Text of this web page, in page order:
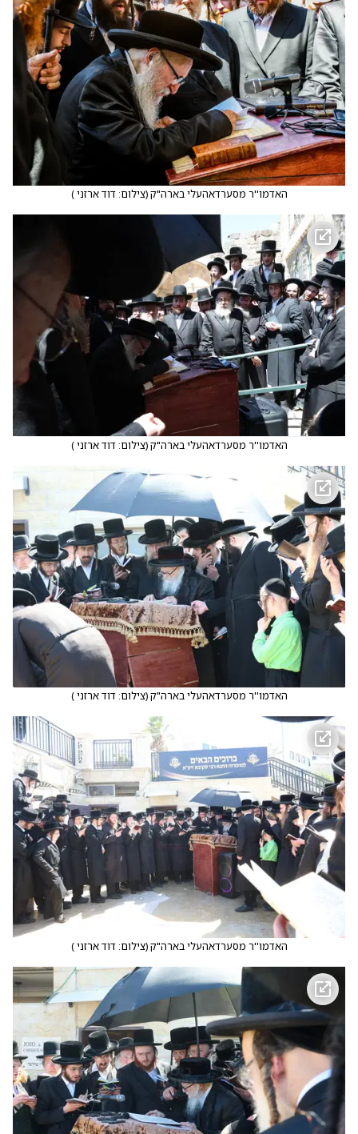
האדמו''ר מסערדאהעלי בארה"ק(צילום: דוד ארזני)
האדמו''ר מסערדאהעלי בארה"ק(צילום: דוד ארזני)
האדמו''ר מסערדאהעלי בארה"ק(צילום: דוד ארזני)
האדמו''ר מסערדאהעלי בארה"ק(צילום: דוד ארזני)